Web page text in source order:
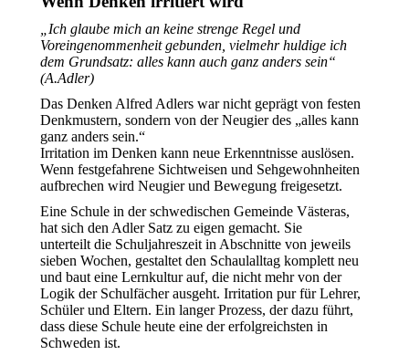
„Ich glaube mich an keine strenge Regel und
Voreingenommenheit gebunden, vielmehr huldige ich
dem Grundsatz: alles kann auch ganz anders sein“
(A.Adler)
Das Denken Alfred Adlers war nicht geprägt von festen
Denkmustern, sondern von der Neugier des „alles kann
ganz anders sein.“
Irritation im Denken kann neue Erkenntnisse auslösen.
Wenn festgefahrene Sichtweisen und Sehgewohnheiten
aufbrechen wird Neugier und Bewegung freigesetzt.
Eine Schule in der schwedischen Gemeinde Västeras,
hat sich den Adler Satz zu eigen gemacht. Sie
unterteilt die Schuljahreszeit in Abschnitte von jeweils
sieben Wochen, gestaltet den Schaulalltag komplett neu
und baut eine Lernkultur auf, die nicht mehr von der
Logik der Schulfächer ausgeht. Irritation pur für Lehrer,
Schüler und Eltern. Ein langer Prozess, der dazu führt,
dass diese Schule heute eine der erfolgreichsten in
Schweden ist.